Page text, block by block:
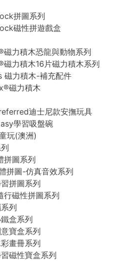
拼圖系列
磁性拼遊戲盒
磁力積木恐龍與動物系列
力積木16片磁力積木系列
磁力積木-補充配件
磁力積木
迪士尼款安撫玩具
學習吸盤碗
玩(澳洲)
拼圖系列
拼圖-仿真音效系列
拼圖系列
行磁性拼圖系列
列
盒系列
寶盒系列
畫冊系列
磁性寶盒系列